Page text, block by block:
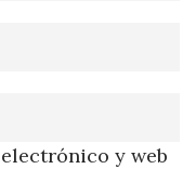
y web